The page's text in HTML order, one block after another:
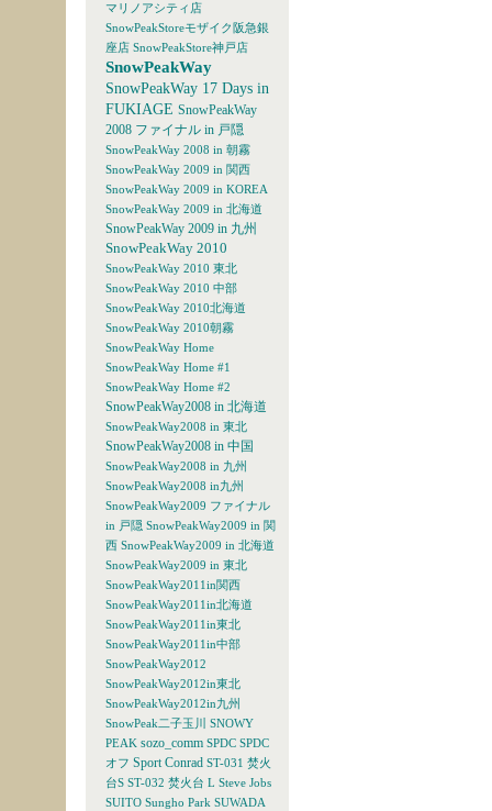
マリノアシティ店
SnowPeakStoreモザイク阪急銀
座店 SnowPeakStore神戸店
SnowPeakWay
SnowPeakWay 17 Days in
FUKIAGE SnowPeakWay
2008 ファイナル in 戸隠
SnowPeakWay 2008 in 朝霧
SnowPeakWay 2009 in 関西
SnowPeakWay 2009 in KOREA
SnowPeakWay 2009 in 北海道
SnowPeakWay 2009 in 九州
SnowPeakWay 2010
SnowPeakWay 2010 東北
SnowPeakWay 2010 中部
SnowPeakWay 2010北海道
SnowPeakWay 2010朝霧
SnowPeakWay Home
SnowPeakWay Home #1
SnowPeakWay Home #2
SnowPeakWay2008 in 北海道
SnowPeakWay2008 in 東北
SnowPeakWay2008 in 中国
SnowPeakWay2008 in 九州
SnowPeakWay2008 in九州
SnowPeakWay2009 ファイナル
in 戸隠 SnowPeakWay2009 in 関
西 SnowPeakWay2009 in 北海道
SnowPeakWay2009 in 東北
SnowPeakWay2011in関西
SnowPeakWay2011in北海道
SnowPeakWay2011in東北
SnowPeakWay2011in中部
SnowPeakWay2012
SnowPeakWay2012in東北
SnowPeakWay2012in九州
SnowPeak二子玉川 SNOWY
PEAK sozo_comm SPDC SPDC
オフ Sport Conrad ST-031 焚火
台S ST-032 焚火台 L Steve Jobs
SUITO Sungho Park SUWADA